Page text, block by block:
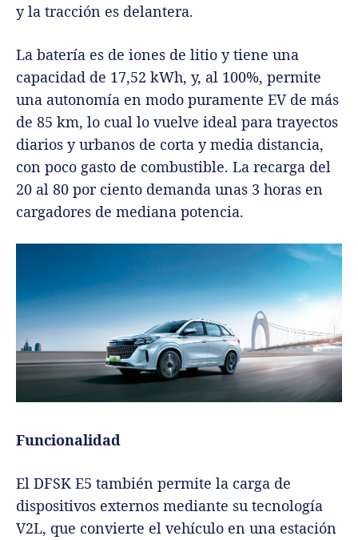
y la tracción es delantera.
La batería es de iones de litio y tiene una
capacidad de 17,52 kWh, y, al 100%, permite
una autonomía en modo puramente EV de más
de 85 km, lo cual lo vuelve ideal para trayectos
diarios y urbanos de corta y media distancia,
con poco gasto de combustible. La recarga del
20 al 80 por ciento demanda unas 3 horas en
cargadores de mediana potencia.
Funcionalidad
El DFSK E5 también permite la carga de
dispositivos externos mediante su tecnología
V2L, que convierte el vehículo en una estación